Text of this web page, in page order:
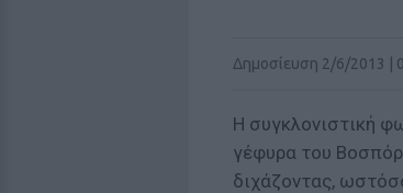
Δημοσίευση 2/6/2013 |
Η συγκλονιστική
γέφυρα του
διχάζοντας,